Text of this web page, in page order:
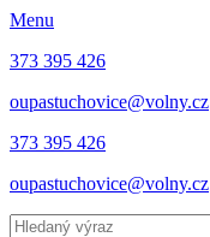
Menu
373 395 426
oupastuchovice@volny.cz
373 395 426
oupastuchovice@volny.cz